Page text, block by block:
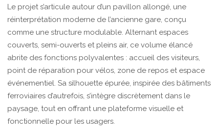
Le projet s’articule autour d’un pavillon allongé, une
réinterprétation moderne de l’ancienne gare, conçu
comme une structure modulable. Alternant espaces
couverts, semi-ouverts et pleins air, ce volume élancé
abrite des fonctions polyvalentes : accueil des visiteurs,
point de réparation pour vélos, zone de repos et espace
événementiel. Sa silhouette épurée, inspirée des bâtiments
ferroviaires d’autrefois, s’intègre discrètement dans le
paysage, tout en offrant une plateforme visuelle et
fonctionnelle pour les usagers.